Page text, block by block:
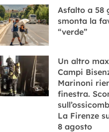
Asfalto a 58
smonta la
“verde”
Un altro
Campi
Marinoni
finestra.
La Firenze
8 agosto